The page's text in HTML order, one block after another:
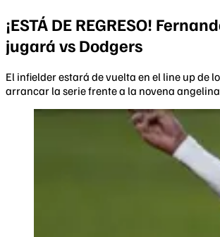
¡ESTÁ DE REGRESO!
jugará vs Dodgers
El infielder estará de vuelta en el line up de
arrancar la serie frente a la novena angelina